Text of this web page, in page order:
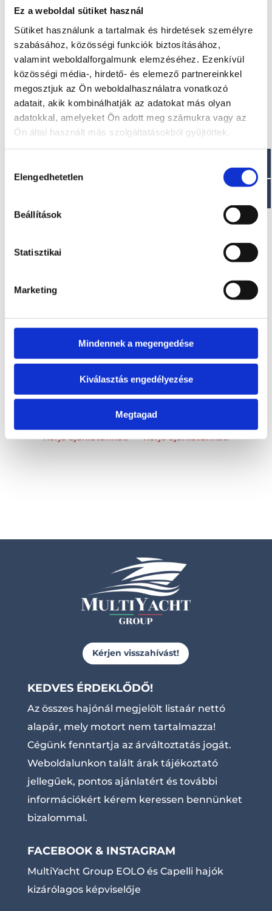
Ez a weboldal sütiket használ
Sütiket használunk a tartalmak és hirdetések személyre
szabásához, közösségi funkciók biztosításához,
valamint weboldalforgalmunk elemzéséhez. Ezenkívül
közösségi média-, hirdető- és elemező partnereinkkel
megosztjuk az Ön weboldalhasználatra vonatkozó
adatait, akik kombinálhatják az adatokat más olyan
adatokkal, amelyeket Ön adott meg számukra vagy az
Ön által használt más szolgáltatásokból gyűjtöttek.
kiválasztása
Elengedhetetlen
Beállítások
Statisztikai
Marketing
Mindennek a megengedése
Kiválasztás engedélyezése
Megtagad
Kabinok száma: 3 +1 crew (opt) – 1 Toalett + 1 crew (opt) Hajó
súlya motorral: 20300 kg Személy kapacitása : 14 fő
Paraméterek
Üzemanyagtartály: 2 X 1000 l Víztartály: 535 l Merülési
magasság: 1,40 m Holding tank: 165 l Ágyak száma: 6+1
crew Palló mérete: 3.6 x 1.8 m Restyling: Centrostiledesign
Kérje ajánlatunkat! Kérje ajánlatunkat!
Kérjen visszahívást!
KEDVES ÉRDEKLŐDŐ!
Az összes hajónál megjelölt listaár nettó
alapár, mely motort nem tartalmazza!
Cégünk fenntartja az árváltoztatás jogát.
Weboldalunkon talált árak tájékoztató
jellegűek, pontos ajánlatért és további
információkért kérem keressen bennünket
bizalommal.
FACEBOOK & INSTAGRAM
MultiYacht Group EOLO és Capelli hajók
kizárólagos képviselője